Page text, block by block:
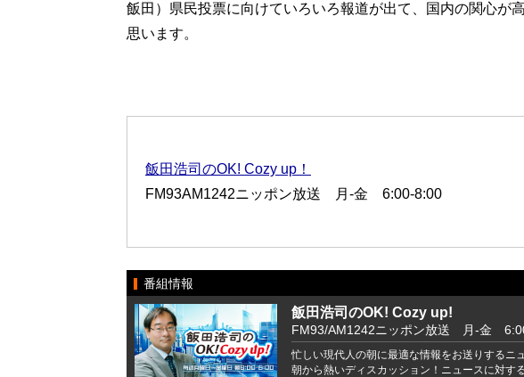
飯田）県民投票に向けていろいろ報道が出て、国内の関心が
思います。
飯田浩司のOK! Cozy up！
FM93AM1242ニッポン放送 月-金 6:00-8:00
番組情報
飯田浩司のOK! Cozy up!
FM93/AM1242ニッポン放送 月-金
忙しい現代人の朝に最適な情報をお送りするニ
朝から熱いディスカッション！ニュースに対す